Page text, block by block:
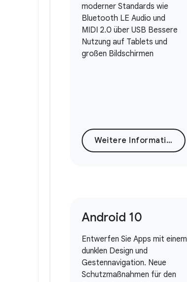
moderner Standards wie
Bluetooth LE Audio und
MIDI 2.0 über USB Bessere
Nutzung auf Tablets und
großen Bildschirmen
Weitere Informationen
Android 10
Entwerfen Sie Apps mit einem
dunklen Design und
Gestennavigation. Neue
Schutzmaßnahmen für den